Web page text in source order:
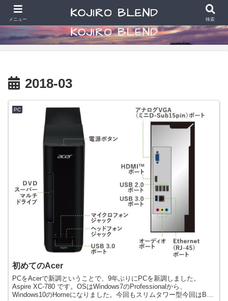
食べることと散財好きなアラカン写真学生の日常
2018-03
PC
初めてのAcer
PCをAcerで新調ということで、9年ぶりにPCを新調しました。
Aspire XC-780 です。OSはWindows7のProfessionalから、
Windows10のHomeになりました。今回もスリムタワー型今回はBTO
メニュー 検索